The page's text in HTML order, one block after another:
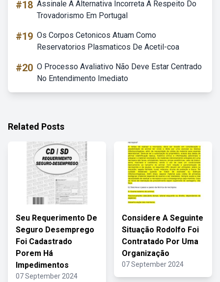
#18 Assinale A Alternativa Incorreta A Respeito Do
Trovadorismo Em Portugal
#19 Os Corpos Cetonicos Atuam Como
Reservatorios Plasmaticos De Acetil-coa
#20 O Processo Avaliativo Não Deve Estar Centrado
No Entendimento Imediato
Related Posts
Seu Requerimento De
Seguro Desemprego
Foi Cadastrado
Porem Há
Impedimentos
07 September 2024
Considere A Seguinte
Situação Rodolfo Foi
Contratado Por Uma
Organização
07 September 2024